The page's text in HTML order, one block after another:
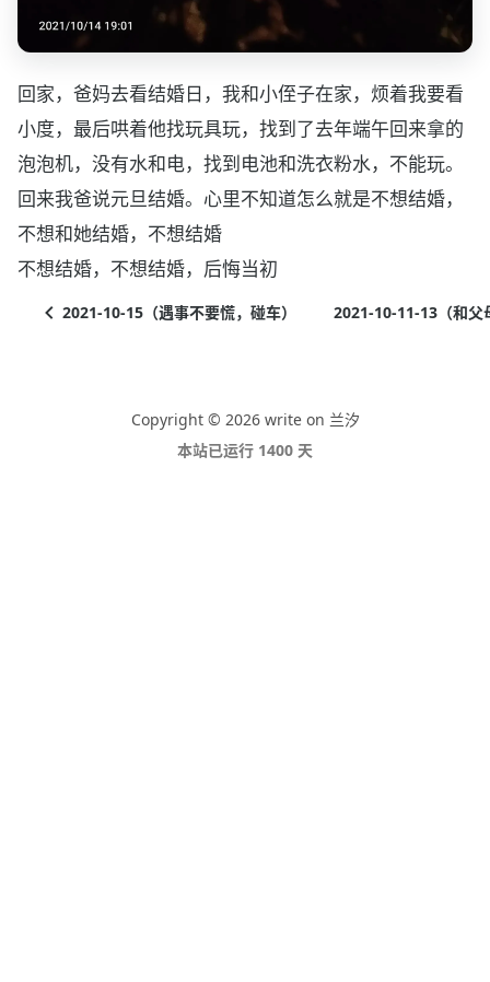
回家，爸妈去看结婚日，我和小侄子在家，烦着我要看
小度，最后哄着他找玩具玩，找到了去年端午回来拿的
泡泡机，没有水和电，找到电池和洗衣粉水，不能玩。
回来我爸说元旦结婚。心里不知道怎么就是不想结婚，
不想和她结婚，不想结婚
不想结婚，不想结婚，后悔当初
2021-10-15（遇事不要慌，碰车） 2021-10-11-13（和父
Copyright © 2026 write on 兰汐
本站已运行 1400 天